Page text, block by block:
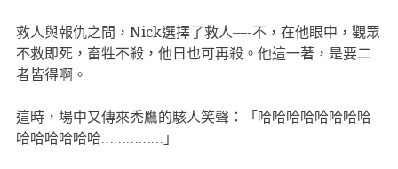
救人與報仇之間，Nick選擇了救人—-不，在他眼中，觀眾
不救即死，畜牲不殺，他日也可再殺。他這一著，是要二
者皆得啊。
這時，場中又傳來禿鷹的駭人笑聲：「哈哈哈哈哈哈哈哈
哈哈哈哈哈哈……………」